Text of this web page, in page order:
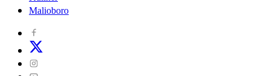
Malioboro